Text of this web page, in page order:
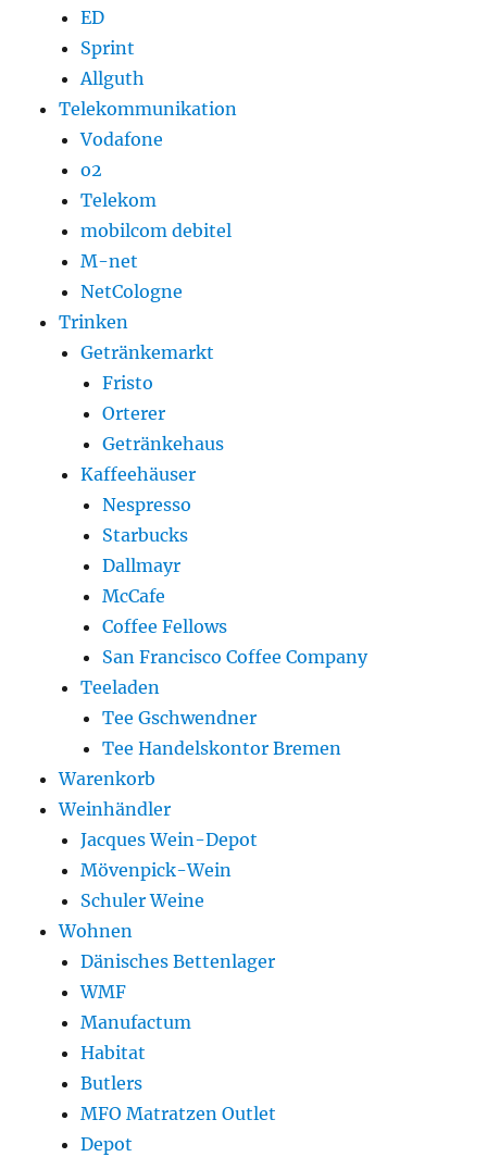
ED
Sprint
Allguth
Telekommunikation
Vodafone
o2
Telekom
mobilcom debitel
M-net
NetCologne
Trinken
Getränkemarkt
Fristo
Orterer
Getränkehaus
Kaffeehäuser
Nespresso
Starbucks
Dallmayr
McCafe
Coffee Fellows
San Francisco Coffee Company
Teeladen
Tee Gschwendner
Tee Handelskontor Bremen
Warenkorb
Weinhändler
Jacques Wein-Depot
Mövenpick-Wein
Schuler Weine
Wohnen
Dänisches Bettenlager
WMF
Manufactum
Habitat
Butlers
MFO Matratzen Outlet
Depot